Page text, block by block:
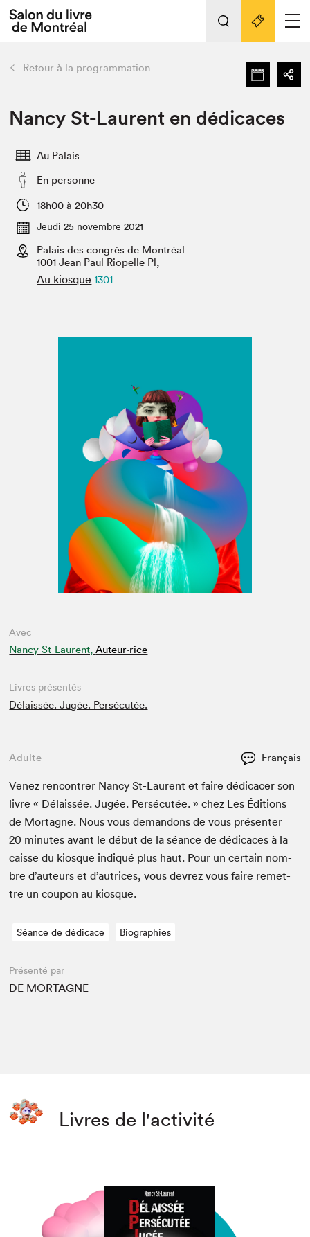
Espace exposant⋅e⋅s
Espace enseignant·e·s
L'événement
Préparer sa visite au Salon
Actualités
SLM PRO
retour Nos activités
Préparer sa visite
Salon au Palais
Projets partenaires
Liens pratiques
Retour à la programmation
Nancy St-Laurent en dédicaces
Au Palais
En personne
18h00 à 20h30
Jeudi 25 novembre 2021
Palais des congrès de Montréal
1001 Jean Paul Riopelle Pl,
Au kiosque 1301
Avec
Nancy St-Laurent, Auteur·rice
Livres présentés
Délaissée. Jugée. Persécutée.
Adulte Français
Venez ren­con­tr­er Nan­cy St-Lau­rent et faire dédi­cac­er son
livre « Délais­sée. Jugée. Per­sé­cutée. » chez Les Édi­tions
de Mortagne. Nous vous deman­dons de vous présen­ter
20 min­utes avant le début de la séance de dédi­caces à la
caisse du kiosque indiqué plus haut. Pour un cer­tain nom­
bre d’auteurs et d’autrices, vous devrez vous faire remet­
tre un coupon au kiosque.
Séance de dédicace Biographies
Présenté par
DE MORTAGNE
Livres de l'activité